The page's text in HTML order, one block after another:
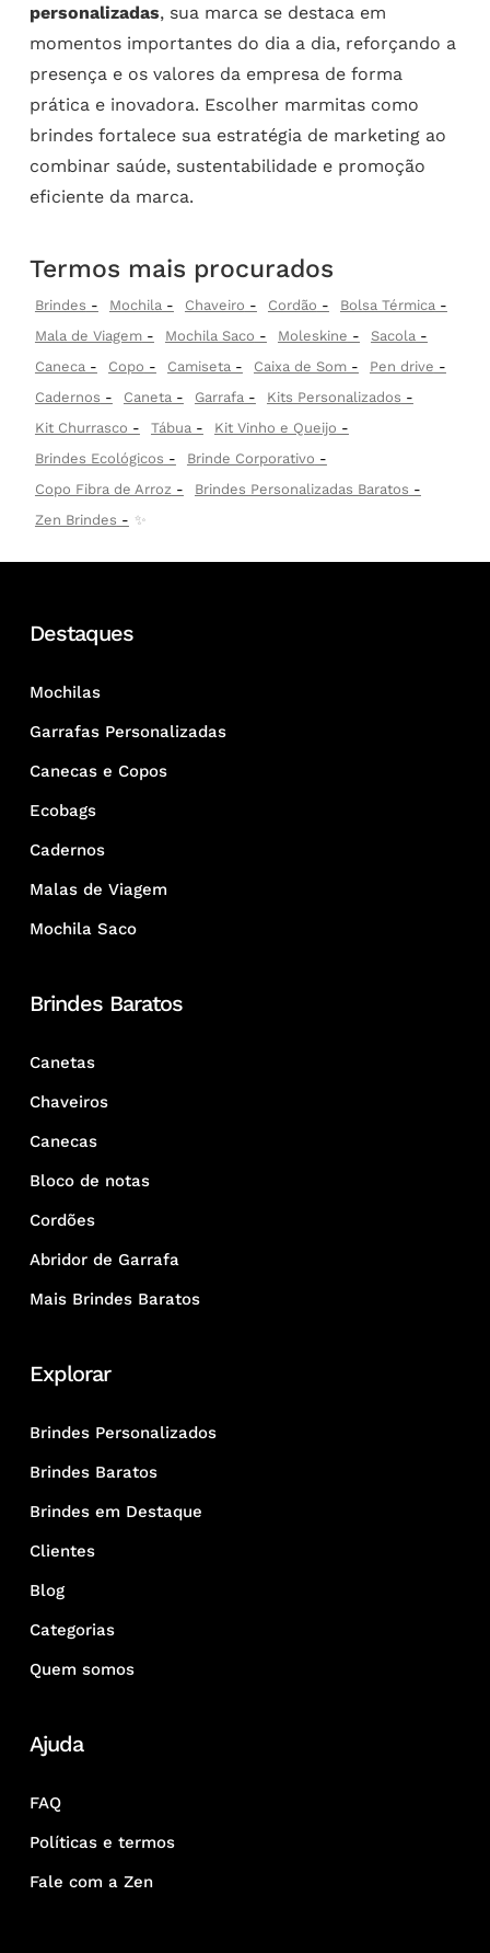
personalizadas, sua marca se destaca em
momentos importantes do dia a dia, reforçando a
presença e os valores da empresa de forma
prática e inovadora. Escolher marmitas como
brindes fortalece sua estratégia de marketing ao
combinar saúde, sustentabilidade e promoção
eficiente da marca.
Termos mais procurados
Brindes Mochila Chaveiro Cordão
Bolsa Térmica
Mala de Viagem
Mochila Saco Moleskine
Sacola
Caneca
Copo Camiseta Caixa de Som
Pen drive
Cadernos
Caneta Garrafa
Kits Personalizados
Kit Churrasco
Tábua
Kit Vinho e Queijo
Brindes Ecológicos
Brinde Corporativo
Copo Fibra de Arroz
Brindes Personalizadas Baratos
Zen Brindes
✨
Destaques
Mochilas
Garrafas Personalizadas
Canecas e Copos
Ecobags
Cadernos
Malas de Viagem
Mochila Saco
Brindes Baratos
Canetas
Chaveiros
Canecas
Bloco de notas
Cordões
Abridor de Garrafa
Mais Brindes Baratos
Explorar
Brindes Personalizados
Brindes Baratos
Brindes em Destaque
Clientes
Blog
Categorias
Quem somos
Ajuda
FAQ
Políticas e termos
Fale com a Zen